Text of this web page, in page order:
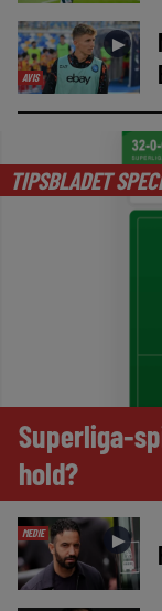
AVIS
►
TIPSBLADET
Superliga-
hold?
MEDIE ►